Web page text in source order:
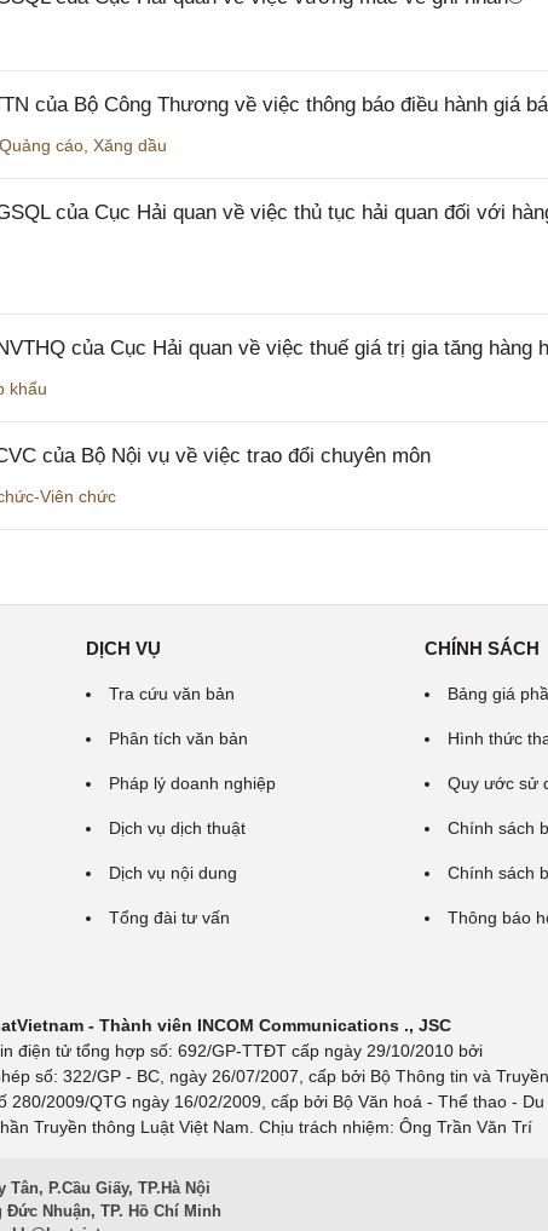
của Bộ Công Thương về việc thông báo điều hành giá
cáo Xăng dầu
của Cục Hải quan về việc thủ tục hải quan đối với
của Cục Hải quan về việc thuế giá trị gia tăng hàng
khẩu
của Bộ Nội vụ về việc trao đổi chuyên môn
Viên chức
DỊCH VỤ
Tra cứu văn bản
Phân tích văn bản
Pháp lý doanh nghiệp
Dịch vụ dịch thuật
Dịch vụ nội dung
Tổng đài tư vấn
CHÍNH SÁCH
Bảng giá
Hình thức
Quy ước sử
Chính sách
Chính sách
Thông báo
- Thành viên INCOM Communications ., JSC
điện tử tổng hợp số: 692/GP-TTĐT cấp ngày 29/10/2010 bởi
số: 322/GP - BC, ngày 26/07/2007, cấp bởi Bộ Thông tin và
280/2009/QTG ngày 16/02/2009, cấp bởi Bộ Văn hoá - Thể thao - Du
Truyền thông Luật Việt Nam. Chịu trách nhiệm: Ông Trần Văn Trí
P.Cầu Giấy, TP.Hà Nội
Nhuận, TP. Hồ Chí Minh